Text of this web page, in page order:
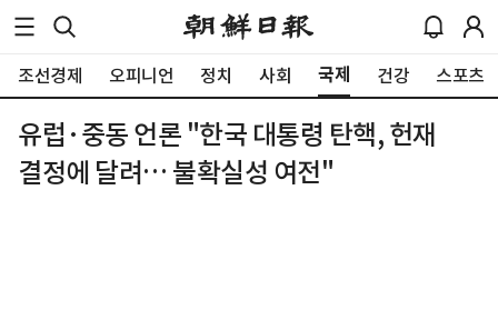
조선경제 오피니언 정치 사회 국제 건강 스포츠
유럽·중동 언론 "한국 대통령 탄핵, 헌재
결정에 달려… 불확실성 여전"